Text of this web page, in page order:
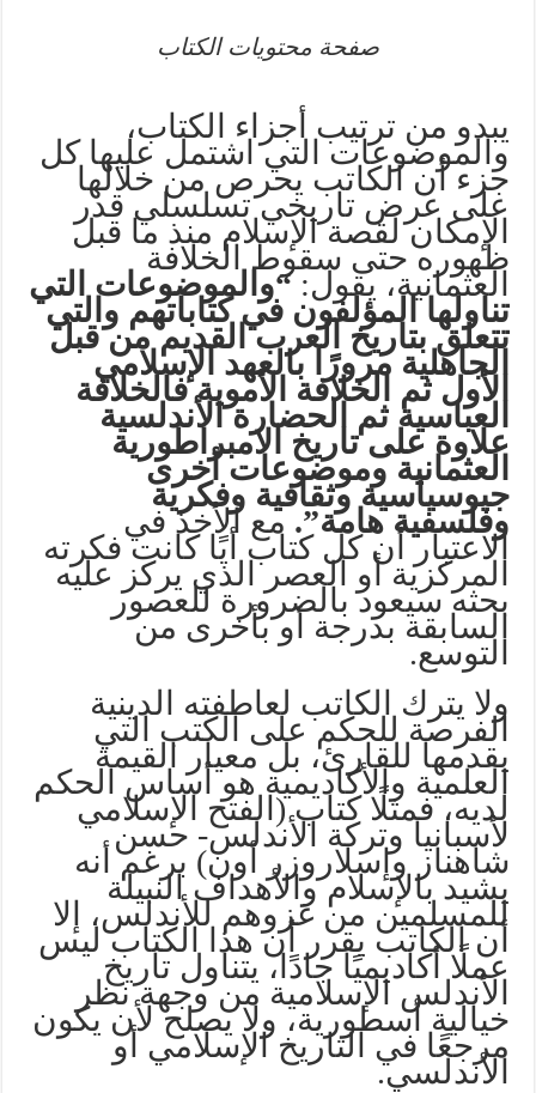
صفحة محتويات الكتاب
يبدو من ترتيب أجزاء الكتاب،
والموضوعات التي اشتمل عليها كل
جزء أن الكاتب يحرص من خلالها
على عرض تاريخي تسلسلي قدر
الإمكان لقصة الإسلام منذ ما قبل
ظهوره حتى سقوط الخلافة
العثمانية، يقول:“والموضوعات التي
تناولها المؤلفون في كتاباتهم والتي
تتعلق بتاريخ العرب القديم من قبل
الجاهلية مرورًا بالعهد الإسلامي
الأول ثم الخلافة الأموية فالخلافة
العباسية ثم الحضارة الأندلسية
علاوة على تاريخ الامبراطورية
العثمانية وموضوعات أخرى
جيوسياسية وثقافية وفكرية
وفلسفية هامة”. مع الأخذ في
الاعتبار أن كل كتاب أيًا كانت فكرته
المركزية أو العصر الذي يركز عليه
بحثه سيعود بالضرورة للعصور
السابقة بدرجة أو بأخرى من
التوسع.
ولا يترك الكاتب لعاطفته الدينية
الفرصة للحكم على الكتب التي
يقدمها للقارئ، بل معيار القيمة
العلمية والأكاديمية هو أساس الحكم
لديه، فمثلًا كتاب (الفتح الإسلامي
لأسبانيا وتركة الأندلس- حسن
شاهناز وإسلاروزر أون) برغم أنه
يشيد بالإسلام والأهداف النبيلة
للمسلمين من غزوهم للأندلس، إلا
أن الكاتب يقرر أن هذا الكتاب ليس
عملًا أكاديميًا جادًا، يتناول تاريخ
الأندلس الإسلامية من وجهة نظر
خيالية أسطورية، ولا يصلح لأن يكون
مرجعًا في التاريخ الإسلامي أو
الأندلسي.